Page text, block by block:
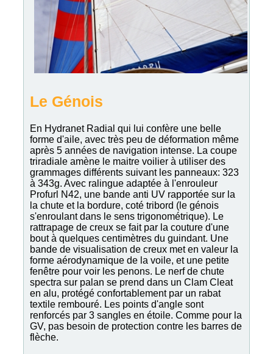
Le Génois
En Hydranet Radial qui lui confère une belle
forme d'aile, avec très peu de déformation même
après 5 années de navigation intense. La coupe
triradiale amène le maitre voilier à utiliser des
grammages différents suivant les panneaux: 323
à 343g. Avec ralingue adaptée à l'enrouleur
Profurl N42, une bande anti UV rapportée sur la
la chute et la bordure, coté tribord (le génois
s'enroulant dans le sens trigonométrique). Le
rattrapage de creux se fait par la couture d'une
bout à quelques centimètres du guindant. Une
bande de visualisation de creux met en valeur la
forme aérodynamique de la voile, et une petite
fenêtre pour voir les penons. Le nerf de chute
spectra sur palan se prend dans un Clam Cleat
en alu, protégé confortablement par un rabat
textile rembouré. Les points d'angle sont
renforcés par 3 sangles en étoile. Comme pour la
GV, pas besoin de protection contre les barres de
flèche.